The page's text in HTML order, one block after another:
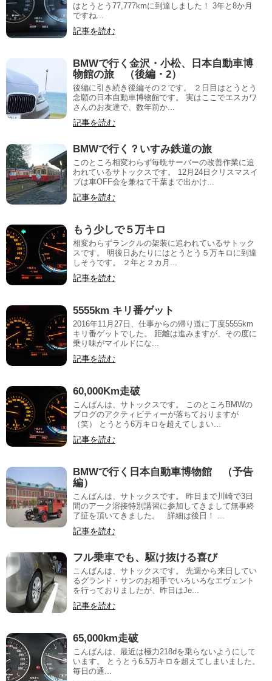
はとうとう77,777kmに到達しました！ 3年と8か月
ですね...
記事を読む
BMWで行く金沢・小松、日本自動車博
物館の旅 （後編・2）
後編に引き続き後編その２です。 ２日目はとうとう
念願の日本自動車博物館です。 実はここでエスカワ
さんのお友達で、数年前か...
記事を読む
BMWで行く？いすみ鉄道の旅
このところ相変わらず毎晩サーバーの改善作業に追
われているサトックスです。 12月24日クリスマスイ
ブは車OFF会を兼ねて千葉まで出かけ...
記事を読む
もう少しで５万キロ
相変わらずランクルの架装に追われているサトック
スです。 明後日あたりにはとうとう５万キロに到達
しそうです。 ２年と２カ月...
記事を読む
5555km キリ番ゲット
2016年11月27日、仕事からの帰り道に丁度5555km
キリ番ゲットでした。 距離は進みますが、その度に
乗り味がマイルドにな...
記事を読む
60,000Km走破
こんばんは、サトックスです。 このところBMWの
ブログのアクティビティーが落ちておりますが
（笑） とうとう6万キロを超えてしまい...
記事を読む
BMWで行く日本自動車博物館 （予告
編）
こんばんは、サトックスです。 昨日まで川崎で3日
間のアーク溶接特別講習に参加してきまして無事終
了証を頂いてきました。 詳細は後日！ ...
記事を読む
フル乗車でも、駆け抜ける喜び
こんばんは、サトックスです。 先週から来日してい
るグランド・サンのお相手でいろいろなエヴェント
を行っておりましたが、昨日はJe...
記事を読む
65,000km走破
こんばんは、最近は極力218dを乗らないようにして
います。 とうとう6.5万キロを超えてしまいました。
毎日の通...